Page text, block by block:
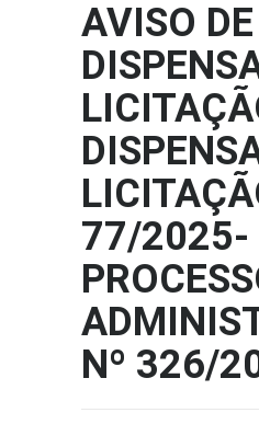
AVISO DE
77/2025-
Nº 326/